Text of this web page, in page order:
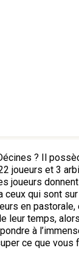
? Il
joueurs et 3
joueurs
ceux qui sont
en pastorale,
leur temps,
à
ce que vous